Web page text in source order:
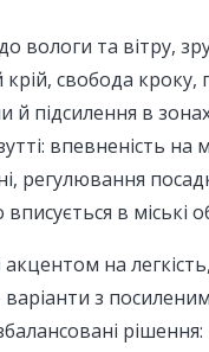
до вологи та вітру,
крій, свобода
й підсилення в
впевненість
регулювання
в міські
на
з